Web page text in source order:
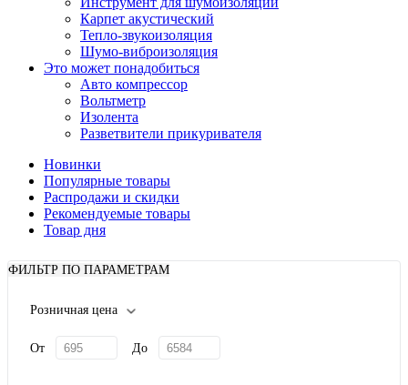
Карпет акустический
Тепло-звукоизоляция
Шумо-виброизоляция
Это может понадобиться
Авто компрессор
Вольтметр
Изолента
Разветвители прикуривателя
Новинки
Популярные товары
Распродажи и скидки
Рекомендуемые товары
Товар дня
ФИЛЬТР ПО ПАРАМЕТРАМ
Розничная цена
От До